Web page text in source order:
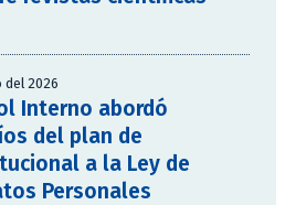
del 2026
Interno abordó
del plan de
a la Ley de
Personales